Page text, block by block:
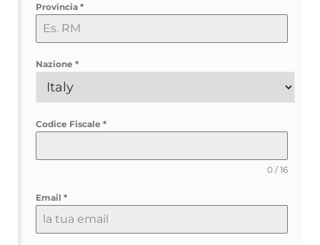
Provincia *
Nazione *
Codice Fiscale *
0 / 16
Email *